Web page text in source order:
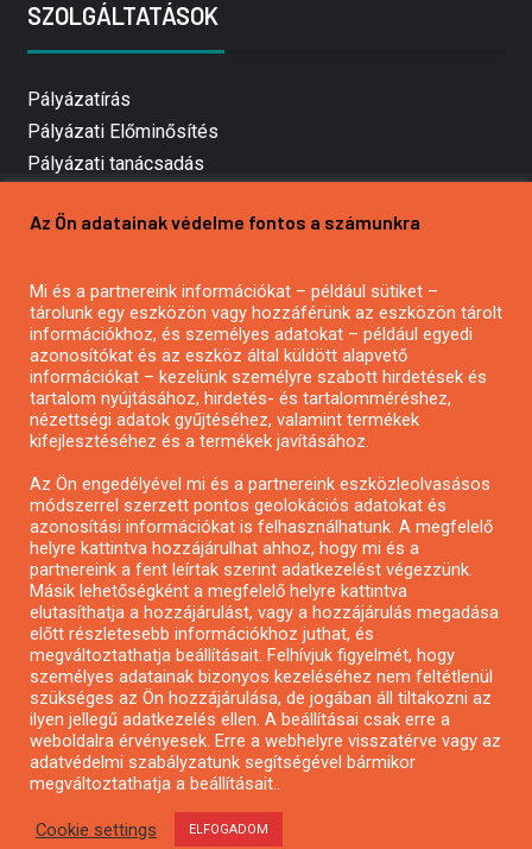
SZOLGÁLTATÁSOK
Pályázatírás
Pályázati Előminősítés
Pályázati tanácsadás
Mezőgazdasági pályázatírás
Pályázatírás civil szervezeteknek
Pályázatírás önkormányzatoknak
Pályázatfigyelés
Specifikus pályázatfigyelés vagy hírlevél
Pályázatok magánszemélyeknek
Pályázatok civil szervezeteknek
Pályázatok vállalkozásoknak
Önkormányzati pályázatok
Mezőgazdasági pályázatok
Falusi turizmus pályázatok
Napelem pályázatok
GINOP pályázatok
Az Ön adatainak védelme fontos a számunkra
Mi és a partnereink információkat – például sütiket –
tárolunk egy eszközön vagy hozzáférünk az eszközön tárolt
információkhoz, és személyes adatokat – például egyedi
azonosítókat és az eszköz által küldött alapvető
információkat – kezelünk személyre szabott hirdetések és
tartalom nyújtásához, hirdetés- és tartalomméréshez,
nézettségi adatok gyűjtéséhez, valamint termékek
kifejlesztéséhez és a termékek javításához.
Az Ön engedélyével mi és a partnereink eszközleolvasásos
módszerrel szerzett pontos geolokációs adatokat és
azonosítási információkat is felhasználhatunk. A megfelelő
helyre kattintva hozzájárulhat ahhoz, hogy mi és a
partnereink a fent leírtak szerint adatkezelést végezzünk.
Másik lehetőségként a megfelelő helyre kattintva
elutasíthatja a hozzájárulást, vagy a hozzájárulás megadása
előtt részletesebb információkhoz juthat, és
megváltoztathatja beállításait. Felhívjuk figyelmét, hogy
személyes adatainak bizonyos kezeléséhez nem feltétlenül
szükséges az Ön hozzájárulása, de jogában áll tiltakozni az
ilyen jellegű adatkezelés ellen. A beállításai csak erre a
weboldalra érvényesek. Erre a webhelyre visszatérve vagy az
adatvédelmi szabályzatunk segítségével bármikor
megváltoztathatja a beállításait..
Cookie settings ELFOGADOM